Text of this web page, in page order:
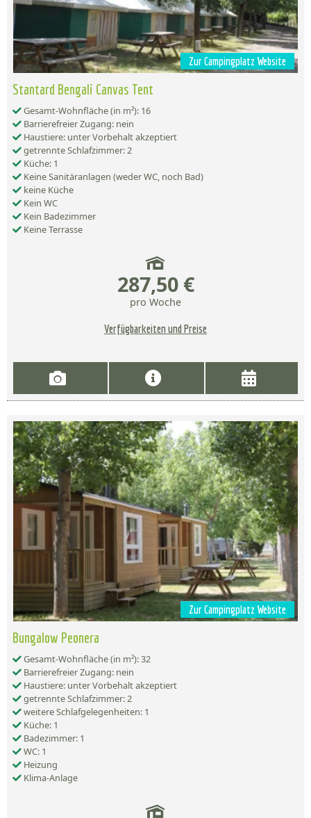
Zur Campingplatz Website
Stantard Bengali Canvas Tent
Gesamt-Wohnfläche (in m²): 16
Barrierefreier Zugang: nein
Haustiere: unter Vorbehalt akzeptiert
getrennte Schlafzimmer: 2
Küche: 1
Keine Sanitäranlagen (weder WC, noch Bad)
keine Küche
Kein WC
Kein Badezimmer
Keine Terrasse
287,50 €
pro Woche
Verfügbarkeiten und Preise
Zur Campingplatz Website
Bungalow Peonera
Gesamt-Wohnfläche (in m²): 32
Barrierefreier Zugang: nein
Haustiere: unter Vorbehalt akzeptiert
getrennte Schlafzimmer: 2
weitere Schlafgelegenheiten: 1
Küche: 1
Badezimmer: 1
WC: 1
Heizung
Klima-Anlage